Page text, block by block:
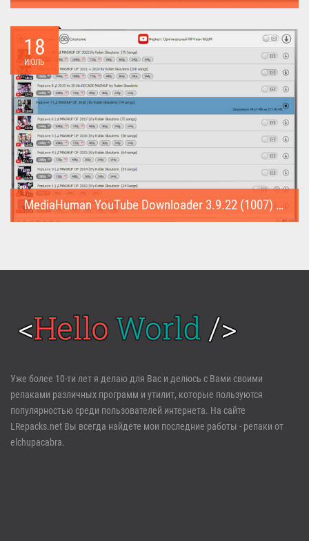
треки...
18
ИЮЛЬ
MediaHuman YouTube Downloader 3.9.22 (1007) (Repack & Portable)
Войти
Регистрация
Забыли пароль?
Уже более 10-ти лет я делаю для Вас и делюсь с Вами своими
репаками различных программ и утилит, которые пользуются
популярностью среди пользователей интернета. На сайте
LRepacks.net Вы всегда найдете мои последние работы - репаки от
elchupacabra.